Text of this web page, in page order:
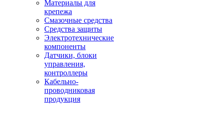
Материалы для
крепежа
Смазочные средства
Средства защиты
Электротехнические
компоненты
Датчики, блоки
управления,
контроллеры
Кабельно-
проводниковая
продукция